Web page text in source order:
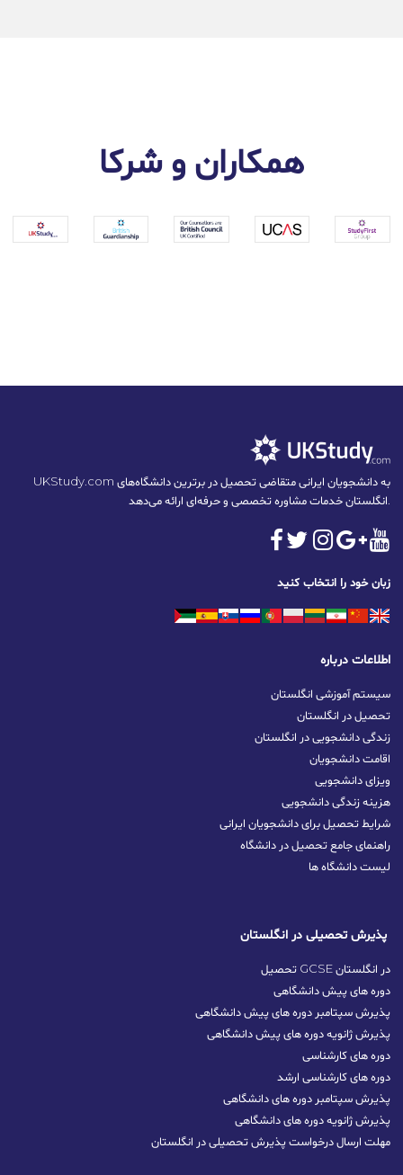
همکاران و شرکا
UKStudy.com به دانشجویان ایرانی متقاضی تحصیل در برترین دانشگاه‌های
انگلستان خدمات مشاوره تخصصی و حرفه‌ای ارائه می‌دهد.
زبان خود را انتخاب کنید
اطلاعات درباره
سیستم آموزشی انگلستان
تحصیل در انگلستان
زندگی دانشجویی در انگلستان
اقامت دانشجویان
ویزای دانشجویی
هزینه زندگی دانشجویی
شرایط تحصیل برای دانشجویان ایرانی
راهنمای جامع تحصیل در دانشگاه
لیست دانشگاه ها
پذیرش تحصیلی در انگلستان
تحصیل GCSE در انگلستان
دوره های پیش دانشگاهی
پذیرش سپتامبر دوره های پیش دانشگاهی
پذیرش ژانویه دوره های پیش دانشگاهی
دوره های کارشناسی
دوره های کارشناسی ارشد
پذیرش سپتامبر دوره‌ های دانشگاهی
پذیرش ژانویه دوره‌ های دانشگاهی
مهلت ارسال درخواست پذیرش تحصیلی در انگلستان